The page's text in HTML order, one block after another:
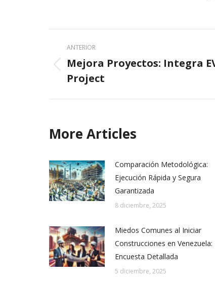
navigation
ANTERIOR
Previous
post:
Mejora Proyectos: Integra
Project
More Articles
Comparación Metodológica:
Ejecución Rápida y Segura
Garantizada
8 diciembre, 2025
Miedos Comunes al Iniciar
Construcciones en Venezuela:
Encuesta Detallada
5 diciembre, 2025